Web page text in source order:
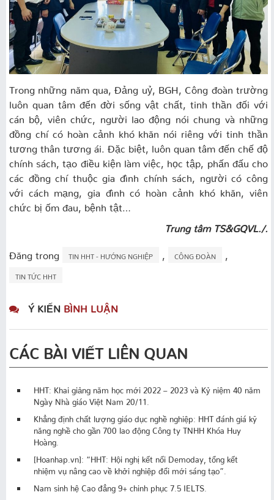
Trong những năm qua, Đảng uỷ, BGH, Công đoàn trường
luôn quan tâm đến đời sống vật chất, tinh thần đối với
cán bộ, viên chức, người lao động nói chung và những
đồng chí có hoàn cảnh khó khăn nói riêng với tinh thần
tương thân tương ái. Đặc biệt, luôn quan tâm đến chế độ
chính sách, tạo điều kiện làm việc, học tập, phấn đấu cho
các đồng chí thuộc gia đình chính sách, người có công
với cách mạng, gia đình có hoàn cảnh khó khăn, viên
chức bị ốm đau, bệnh tật…
Trung tâm TS&GQVL./.
Đăng trong TIN HHT - HƯỚNG NGHIỆP CÔNG ĐOÀN
TIN TỨC HHT
Ý KIẾN BÌNH LUẬN
CÁC BÀI VIẾT LIÊN QUAN
HHT: Khai giảng năm học mới 2022 – 2023 và Kỷ niệm 40 năm
Ngày Nhà giáo Việt Nam 20/11.
Khẳng định chất lượng giáo dục nghề nghiệp: HHT đánh giá kỹ
năng nghề cho gần 700 lao động Công ty TNHH Khóa Huy
Hoàng.
[Hoanhap.vn]: “HHT: Hội nghị kết nối Demoday, tổng kết
nhiệm vụ nâng cao về khởi nghiệp đổi mới sáng tạo”.
Nam sinh hệ Cao đẳng 9+ chinh phục 7.5 IELTS.